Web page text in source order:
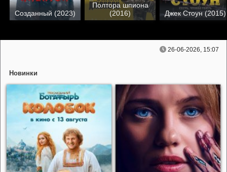
Созданный (2023)
Полтора шпиона
(2016)
Джек Стоун (2015)
26-06-2026, 15:07
Новинки